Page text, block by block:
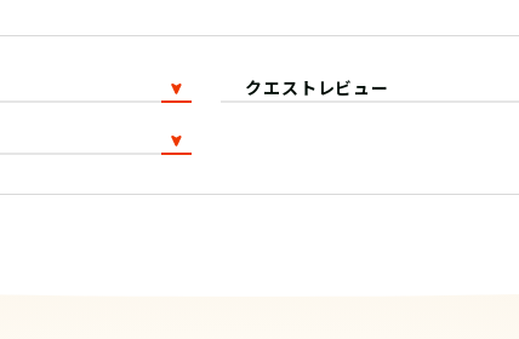
クエストレビュー